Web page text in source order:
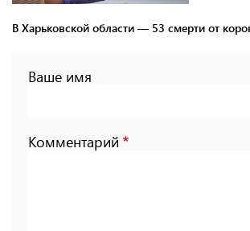
В Харьковской области — 53 смерти от
Ваше имя
Комментарий